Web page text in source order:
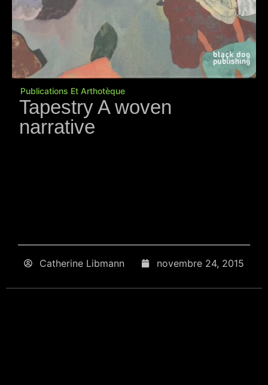
Publications Et Arthotèque
Tapestry A woven
narrative
Catherine Libmann novembre 24, 2015